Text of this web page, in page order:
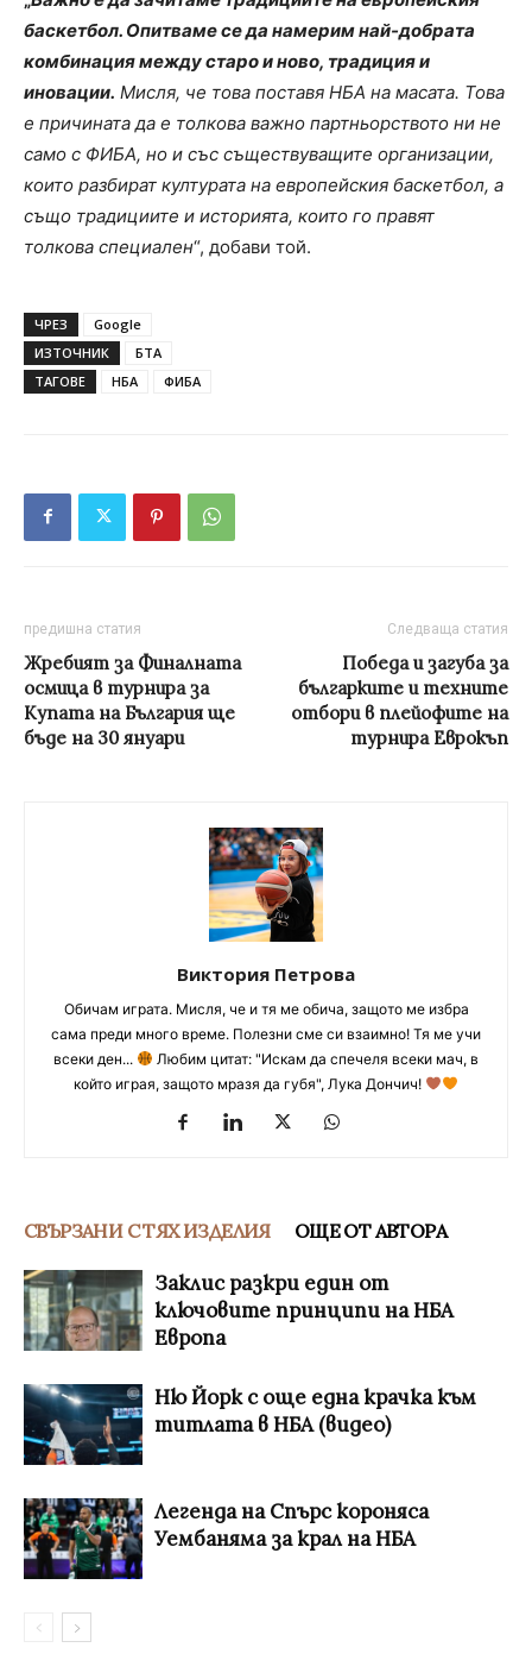
баскетбол. Опитваме се да намерим най-добрата
комбинация между старо и ново, традиция и
иновации. Мисля, че това поставя НБА на масата. Това
е причината да е толкова важно партньорството ни не
само с ФИБА, но и със съществуващите организации,
които разбират културата на европейския баскетбол, а
също традициите и историята, които го правят
толкова специален“, добави той.
ЧРЕЗ
Google
ИЗТОЧНИК
БТА
ТАГОВЕ
НБА ФИБА
предишна статия
Жребият за Финалната
осмица в турнира за
Купата на България ще
бъде на 30 януари
Следваща статия
Победа и загуба за
българките и техните
отбори в плейофите на
турнира Еврокъп
Виктория Петрова
Обичам играта. Мисля, че и тя ме обича, защото ме избра
сама преди много време. Полезни сме си взаимно! Тя ме учи
всеки ден...
Любим цитат: "Искам да спечеля всеки мач, в
който играя, защото мразя да губя", Лука Дончич!
СВЪРЗАНИ С ТЯХ ИЗДЕЛИЯ ОЩЕ ОТ АВТОРА
Заклис разкри един от
ключовите принципи на НБА
Европа
Ню Йорк с още една крачка към
титлата в НБА (видео)
Легенда на Спърс короняса
Уембаняма за крал на НБА